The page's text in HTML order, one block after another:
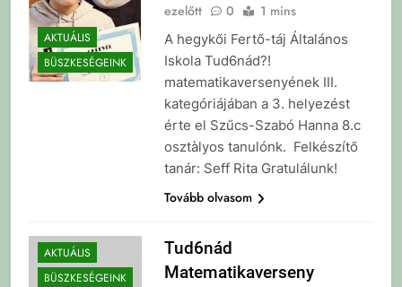
AKTUÁLIS
BÜSZKESÉGEINK
ezelőtt
0 1 mins
A hegykői Fertő-táj Általános
Iskola Tud6nád?!
matematikaversenyének III.
kategóriájában a 3. helyezést
érte el Szűcs-Szabó Hanna 8.c
osztàlyos tanulónk. Felkészítő
tanár: Seff Rita Gratulálunk!
Tovább olvasom
AKTUÁLIS
BÜSZKESÉGEINK
Tud6nád
Matematikaverseny